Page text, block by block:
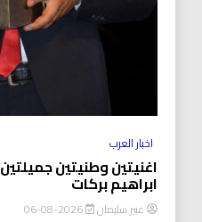
اخبار العرب
اغنيتين وطنيتين
ابراهيم بركات
عبير سليمان 2026-08-06